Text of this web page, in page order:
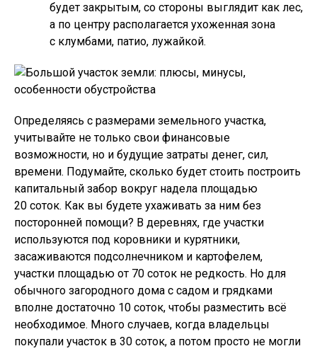
будет закрытым, со стороны выглядит как лес,
а по центру располагается ухоженная зона
с клумбами, патио, лужайкой.
Определяясь с размерами земельного участка,
учитывайте не только свои финансовые
возможности, но и будущие затраты денег, сил,
времени. Подумайте, сколько будет стоить построить
капитальный забор вокруг надела площадью
20 соток. Как вы будете ухаживать за ним без
посторонней помощи? В деревнях, где участки
используются под коровники и курятники,
засаживаются подсолнечником и картофелем,
участки площадью от 70 соток не редкость. Но для
обычного загородного дома с садом и грядками
вполне достаточно 10 соток, чтобы разместить всё
необходимое. Много случаев, когда владельцы
покупали участок в 30 соток, а потом просто не могли